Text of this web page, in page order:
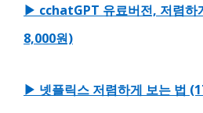
▶ cchatGPT 유료버전, 저렴하
8,000원)
▶ 넷플릭스 저렴하게 보는 법